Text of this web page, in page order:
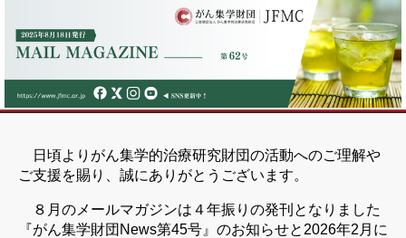
日頃よりがん集学的治療研究財団の活動へのご理解や
ご支援を賜り、誠にありがとうございます。
８月のメールマガジンは４年振りの発刊となりました
『がん集学財団News第45号』のお知らせと2026年2月に